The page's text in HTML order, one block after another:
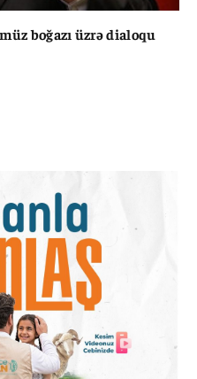
boğazı üzrə dialoqu